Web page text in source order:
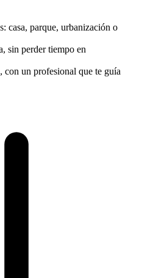
casa, parque, urbanización o
sin perder tiempo en
con un profesional que te guía